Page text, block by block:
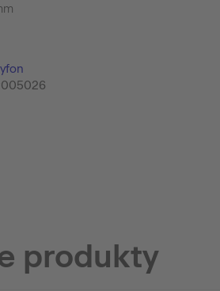
produkty